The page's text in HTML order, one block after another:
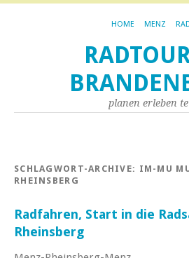
HOME MENZ
planen erleben
SCHLAGWORT-ARCHIVE: IM-MU
RHEINSBERG
Radfahren, Start in die
Rheinsberg